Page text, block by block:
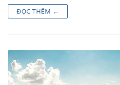
ĐỌC THÊM ←